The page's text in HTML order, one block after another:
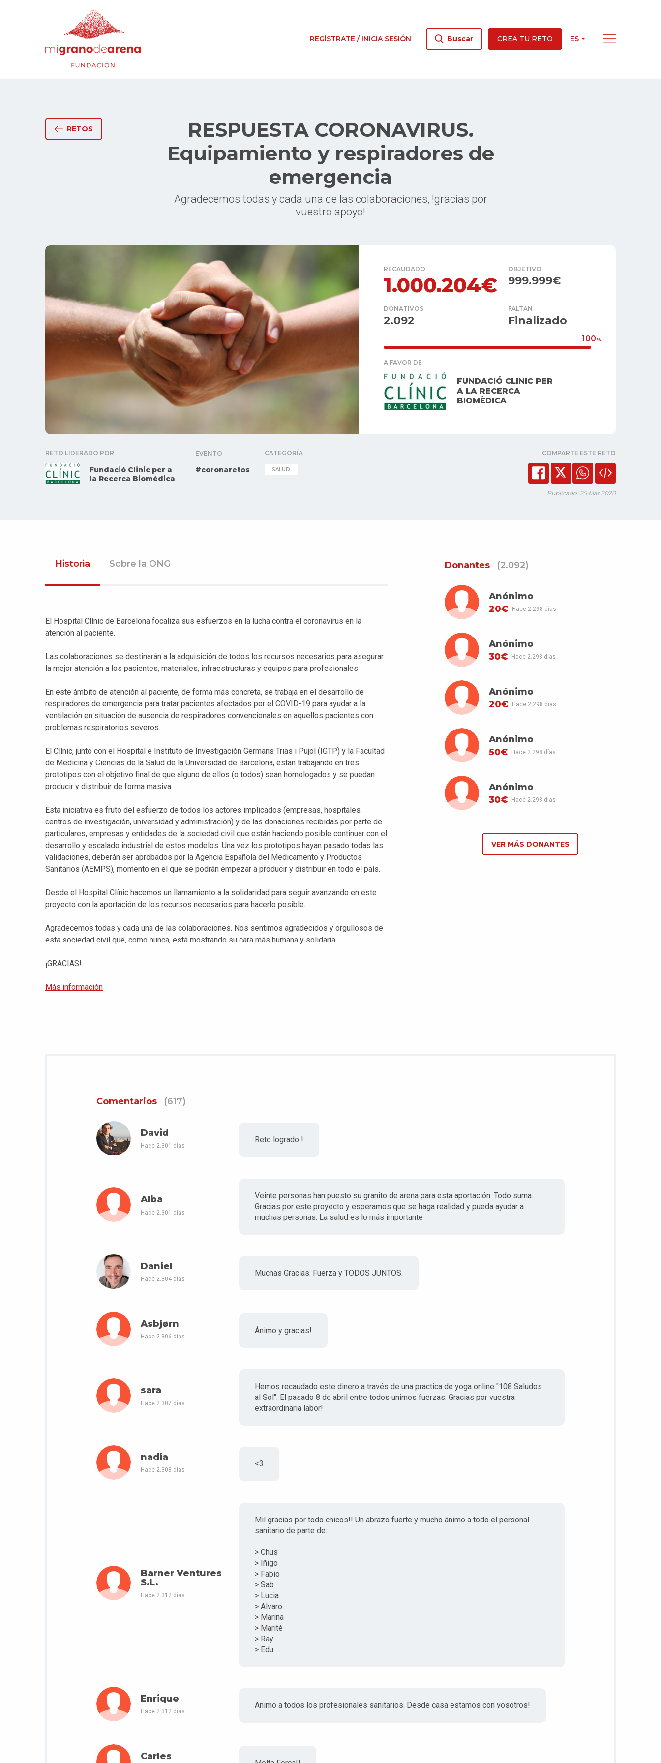
REGÍSTRATE / INICIA SESIÓN Buscar CREA TU RETO ES
RETOS
RESPUESTA CORONAVIRUS.
Equipamiento y respiradores de
emergencia
Agradecemos todas y cada una de las colaboraciones, !gracias por
vuestro apoyo!
RECAUDADO
1.000.204€
OBJETIVO
999.999€
DONATIVOS
2.092
FALTAN
Finalizado
100%
A FAVOR DE
FUNDACIÓ CLINIC PER
A LA RECERCA
BIOMÈDICA
RETO LIDERADO POR
Fundació Clinic per a
la Recerca Biomèdica
EVENTO
#coronaretos
CATEGORÍA
SALUD
COMPARTE ESTE RETO
Publicado: 25 Mar 2020
Historia Sobre la ONG
El Hospital Clínic de Barcelona focaliza sus esfuerzos en la lucha contra el coronavirus en la
atención al paciente.
Las colaboraciones se destinarán a la adquisición de todos los recursos necesarios para asegurar
la mejor atención a los pacientes, materiales, infraestructuras y equipos para profesionales
En este ámbito de atención al paciente, de forma más concreta, se trabaja en el desarrollo de
respiradores de emergencia para tratar pacientes afectados por el COVID-19 para ayudar a la
ventilación en situación de ausencia de respiradores convencionales en aquellos pacientes con
problemas respiratorios severos.
El Clínic, junto con el Hospital e Instituto de Investigación Germans Trias i Pujol (IGTP) y la Facultad
de Medicina y Ciencias de la Salud de la Universidad de Barcelona, están trabajando en tres
prototipos con el objetivo final de que alguno de ellos (o todos) sean homologados y se puedan
producir y distribuir de forma masiva.
Esta iniciativa es fruto del esfuerzo de todos los actores implicados (empresas, hospitales,
centros de investigación, universidad y administración) y de las donaciones recibidas por parte de
particulares, empresas y entidades de la sociedad civil que están haciendo posible continuar con el
desarrollo y escalado industrial de estos modelos. Una vez los prototipos hayan pasado todas las
validaciones, deberán ser aprobados por la Agencia Española del Medicamento y Productos
Sanitarios (AEMPS), momento en el que se podrán empezar a producir y distribuir en todo el país.
Desde el Hospital Clínic hacemos un llamamiento a la solidaridad para seguir avanzando en este
proyecto con la aportación de los recursos necesarios para hacerlo posible.
Agradecemos todas y cada una de las colaboraciones. Nos sentimos agradecidos y orgullosos de
esta sociedad civil que, como nunca, está mostrando su cara más humana y solidaria.
¡GRACIAS!
Más información
Donantes (2.092)
Anónimo
20€
Hace 2.298 días
Anónimo
30€
Hace 2.298 días
Anónimo
20€
Hace 2.298 días
Anónimo
50€
Hace 2.298 días
Anónimo
30€
Hace 2.298 días
VER MÁS DONANTES
Comentarios (617)
David
Hace 2.301 días
Reto logrado !
Alba
Hace 2.301 días
Veinte personas han puesto su granito de arena para esta aportación. Todo suma.
Gracias por este proyecto y esperamos que se haga realidad y pueda ayudar a
muchas personas. La salud es lo más importante
Daniel
Hace 2.304 días
Muchas Gracias. Fuerza y TODOS JUNTOS.
Asbjørn
Hace 2.306 días
Ánimo y gracias!
sara
Hace 2.307 días
Hemos recaudado este dinero a través de una practica de yoga online "108 Saludos
al Sol". El pasado 8 de abril entre todos unimos fuerzas. Gracias por vuestra
extraordinaria labor!
nadia
Hace 2.308 días
<3
Barner Ventures
S.L.
Hace 2.312 días
Mil gracias por todo chicos!! Un abrazo fuerte y mucho ánimo a todo el personal
sanitario de parte de:
> Chus
> Iñigo
> Fabio
> Sab
> Lucia
> Alvaro
> Marina
> Marité
> Ray
> Edu
Enrique
Hace 2.312 días
Animo a todos los profesionales sanitarios. Desde casa estamos con vosotros!
Carles